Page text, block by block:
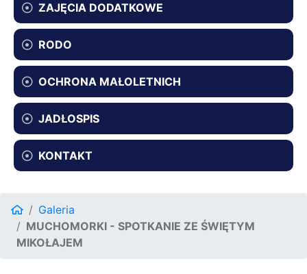
ZAJĘCIA DODATKOWE
RODO
OCHRONA MAŁOLETNICH
JADŁOSPIS
KONTAKT
Galeria
MUCHOMORKI - SPOTKANIE ZE ŚWIĘTYM
MIKOŁAJEM